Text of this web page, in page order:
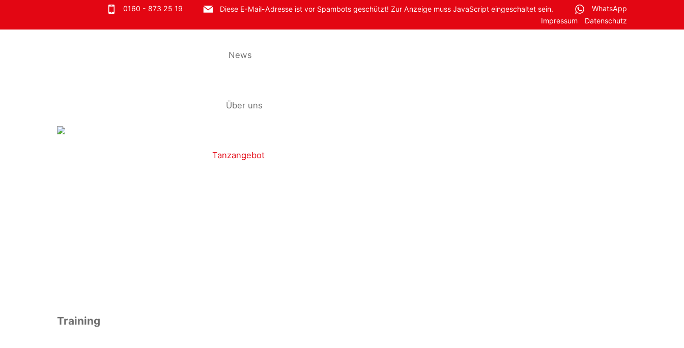
0160 - 873 25 19 Diese E-Mail-Adresse ist vor Spambots geschützt! Zur Anzeige muss JavaScript eingeschaltet sein.
WhatsApp
Impressum
Datenschutz
News
Über uns
Tanzangebot
Training